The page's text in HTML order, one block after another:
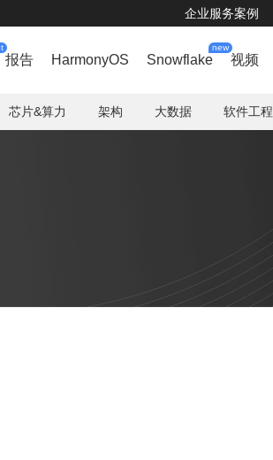
企业服务案例
报告 HarmonyOS Snowflake
new
视频
芯片&算力 架构 大数据 软件工程